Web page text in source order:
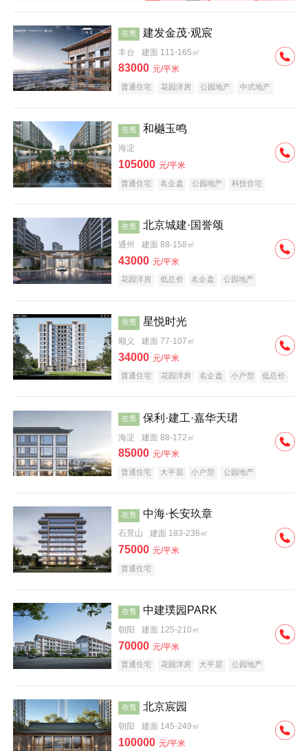
在售 建发金茂·观宸
丰台 建面 111-165㎡
83000 元/平米
普通住宅 花园洋房 公园地产
中式地产
在售 和樾玉鸣
海淀
105000 元/平米
普通住宅 名企盘 公园地产 科技住宅
在售 北京城建·国誉颂
通州 建面 88-158㎡
43000 元/平米
花园洋房 低总价 名企盘 公园地产
在售 星悦时光
顺义 建面 77-107㎡
34000 元/平米
普通住宅 花园洋房 名企盘 小户型 低总价
在售 保利·建工·嘉华天珺
海淀 建面 88-172㎡
85000 元/平米
普通住宅 大平层 小户型
公园地产
在售 中海·长安玖章
石景山 建面 183-236㎡
75000 元/平米
普通住宅
在售 中建璞园PARK
朝阳 建面 125-210㎡
70000 元/平米
普通住宅 花园洋房 大平层
公园地产
在售 北京宸园
朝阳 建面 145-249㎡
100000 元/平米